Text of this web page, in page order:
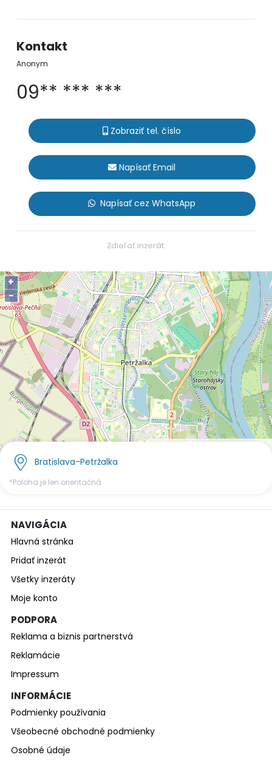
Kontakt
Anonym
09** *** ***
Zobraziť tel. číslo
Napísať Email
Napísať cez WhatsApp
Zdieľať inzerát:
+
−
contributors.
Bratislava-Petržalka
*Poloha je len orientačná
NAVIGÁCIA
Hlavná stránka
Pridať inzerát
Všetky inzeráty
Moje konto
PODPORA
Reklama a biznis partnerstvá
Reklamácie
Impressum
INFORMÁCIE
Podmienky používania
Všeobecné obchodné podmienky
Osobné údaje